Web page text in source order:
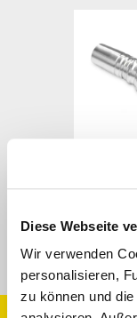
Diese Webseite
Wir verwenden
personalisieren,
zu können und